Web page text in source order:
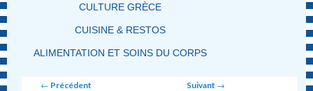
CULTURE GRÈCE
CUISINE & RESTOS
ALIMENTATION ET SOINS DU CORPS
Post navigation
← Précédent Suivant →